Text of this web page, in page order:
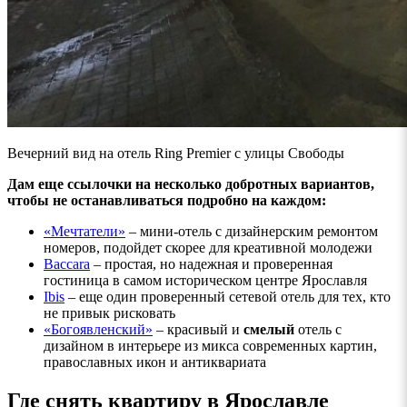
Вечерний вид на отель Ring Premier с улицы Свободы
Дам еще ссылочки на несколько добротных вариантов,
чтобы не останавливаться подробно на каждом:
«Мечтатели» – мини-отель с дизайнерским ремонтом
номеров, подойдет скорее для креативной молодежи
Baccara – простая, но надежная и проверенная
гостиница в самом историческом центре Ярославля
Ibis – еще один проверенный сетевой отель для тех, кто
не привык рисковать
«Богоявленский» – красивый и смелый отель с
дизайном в интерьере из микса современных картин,
православных икон и антиквариата
Где снять квартиру в Ярославле